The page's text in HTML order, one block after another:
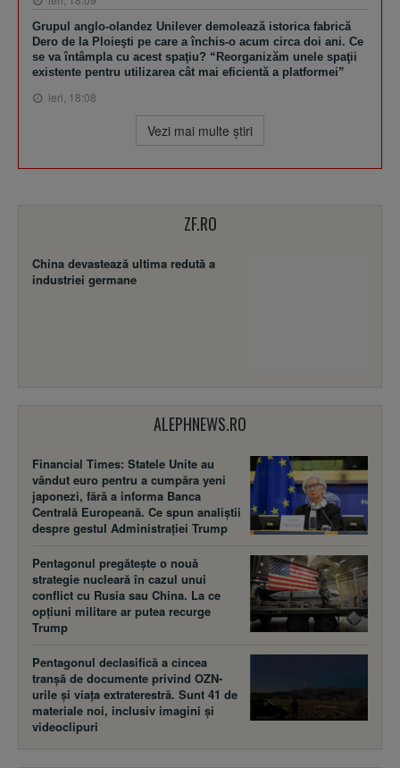
Grupul anglo-olandez Unilever demolează istorica fabrică
Dero de la Ploieşti pe care a închis-o acum circa doi ani. Ce
se va întâmpla cu acest spaţiu? “Reorganizăm unele spaţii
existente pentru utilizarea cât mai eficientă a platformei”
ieri, 18:08
Vezi mai multe ştiri
ZF.RO
China devastează ultima redută a
industriei germane
ALEPHNEWS.RO
Financial Times: Statele Unite au
vândut euro pentru a cumpăra yeni
japonezi, fără a informa Banca
Centrală Europeană. Ce spun analiștii
despre gestul Administrației Trump
Pentagonul pregătește o nouă
strategie nucleară în cazul unui
conflict cu Rusia sau China. La ce
opțiuni militare ar putea recurge
Trump
Pentagonul declasifică a cincea
tranșă de documente privind OZN-
urile și viața extraterestră. Sunt 41 de
materiale noi, inclusiv imagini și
videoclipuri